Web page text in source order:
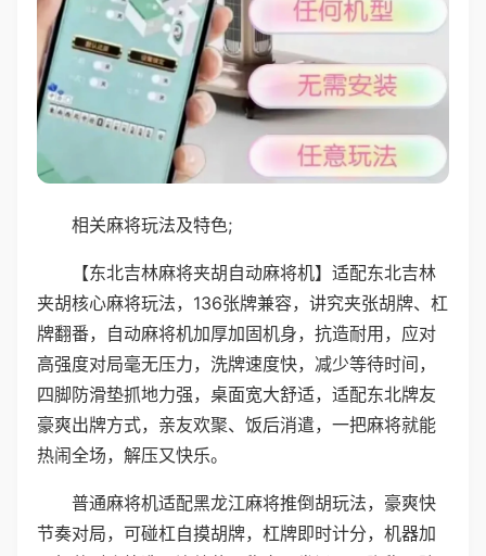
相关麻将玩法及特色;
【东北吉林麻将夹胡自动麻将机】适配东北吉林
夹胡核心麻将玩法，136张牌兼容，讲究夹张胡牌、杠
牌翻番，自动麻将机加厚加固机身，抗造耐用，应对
高强度对局毫无压力，洗牌速度快，减少等待时间，
四脚防滑垫抓地力强，桌面宽大舒适，适配东北牌友
豪爽出牌方式，亲友欢聚、饭后消遣，一把麻将就能
热闹全场，解压又快乐。
普通麻将机适配黑龙江麻将推倒胡玩法，豪爽快
节奏对局，可碰杠自摸胡牌，杠牌即时计分，机器加